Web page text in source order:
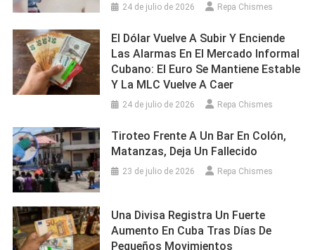
24 de julio de 2026 Repa Chismes
El Dólar Vuelve A Subir Y Enciende
Las Alarmas En El Mercado Informal
Cubano: El Euro Se Mantiene Estable
Y La MLC Vuelve A Caer
24 de julio de 2026 Repa Chismes
Tiroteo Frente A Un Bar En Colón,
Matanzas, Deja Un Fallecido
23 de julio de 2026 Repa Chismes
Una Divisa Registra Un Fuerte
Aumento En Cuba Tras Días De
Pequeños Movimientos